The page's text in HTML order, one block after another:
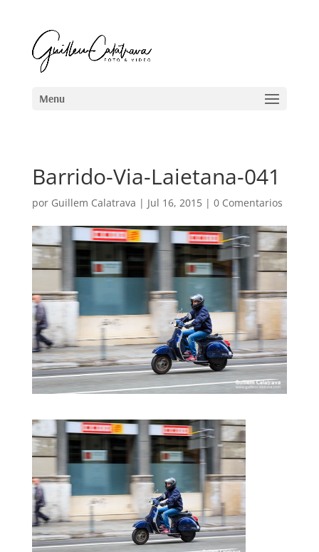
Barrido-Via-Laietana-041
por Guillem Calatrava | Jul 16, 2015| 0 Comentarios